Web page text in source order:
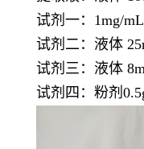
试剂一：1mg/mL
试剂二：液体 25
试剂三：液体 8
试剂四：粉剂